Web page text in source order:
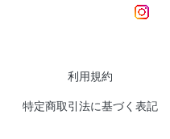
利用規約
特定商取引法に基づく表記